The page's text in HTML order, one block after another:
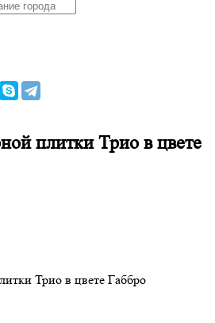
плитки Трио в цвете
Трио в цвете Габбро